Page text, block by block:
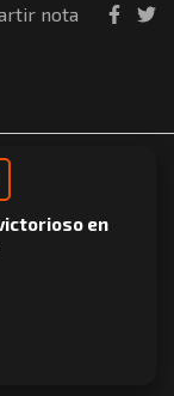
nota
en